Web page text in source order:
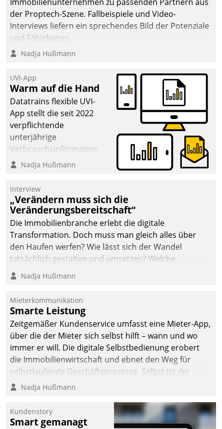
der Proptech-Szene. Fallbeispiele und Video-
Interviews liefern ein sprechendes Bild der Potenziale
und Fähigkeiten.
Nadja Hußmann
UVI-App
Warm auf die Hand
Datatrains flexible UVI-
App stellt die seit 2022
verpflichtende
unterjährige
Verbrauchsinformation
schnell, zuverlässig und
Die monatlichen
Mitteilungen zum
Heizungs- und
Wasserverbrauch gehen
automatisiert, vollständig
und auf Wunsch über
mehrere zuvor
Kommunikationswege bei
Nadja Hußmann
Interview
„Verändern muss sich die
Veränderungsbereitschaft“
Die Immobilienbranche erlebt die digitale
Transformation. Doch muss man gleich alles über
den Haufen werfen? Wie lässt sich der Wandel
tatsächlich gestalten und umsetzen? Welche
Argumente zählen wirklich?
Nadja Hußmann
Mieterkommunikation
Smarte Leistung
Zeitgemäßer Kundenservice umfasst eine Mieter-App,
über die der Mieter sich selbst hilft – wann und wo
immer er will. Die digitale Selbstbedienung erobert
die Immobilienwirtschaft und ebnet den Weg für
selbstlaufende Geschäftsprozesse. Selbst ist der
Kunde und smart der Serviceanbieter.
Nadja Hußmann
Kundenstory
Smart gemanagt